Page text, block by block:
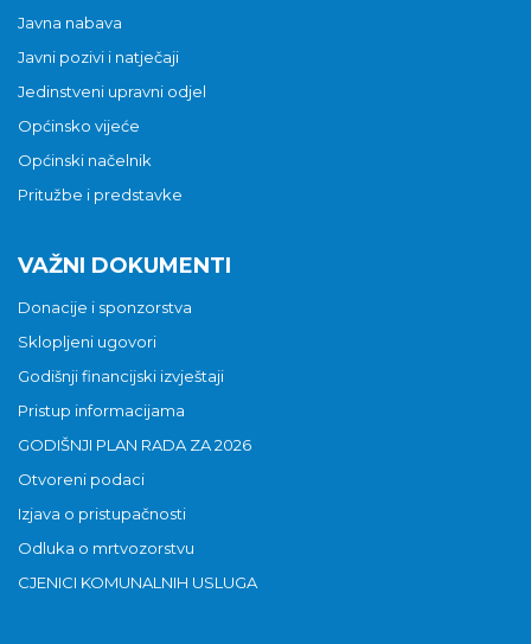
Javna nabava
Javni pozivi i natječaji
Jedinstveni upravni odjel
Općinsko vijeće
Općinski načelnik
Pritužbe i predstavke
VAŽNI DOKUMENTI
Donacije i sponzorstva
Sklopljeni ugovori
Godišnji financijski izvještaji
Pristup informacijama
GODIŠNJI PLAN RADA ZA 2026
Otvoreni podaci
Izjava o pristupačnosti
Odluka o mrtvozorstvu
CJENICI KOMUNALNIH USLUGA